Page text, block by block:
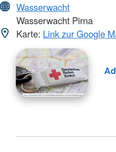
Wasserwacht
Wasserwacht Pirna
Karte: Link zur Google